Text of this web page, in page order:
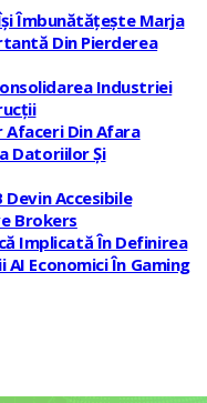
Îmbunătățește Marja
Din Pierderea
Industriei
Afaceri Din Afara
Datoriilor Și
Accesibile
Brokers
Implicată În Definirea
Economici În Gaming